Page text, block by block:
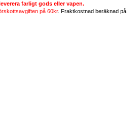
farligt gods eller vapen.
på 60kr. Fraktkostnad beräknad på